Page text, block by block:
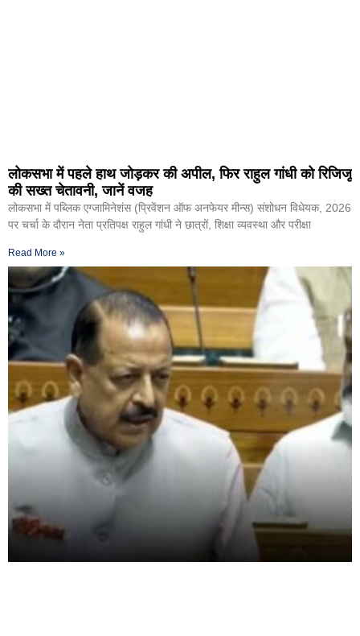
लोकसभा में पहले हाथ जोड़कर की अपील, फिर राहुल गांधी को रिजिजू
की सख्त चेतावनी, जानें वजह
लोकसभा में पब्लिक एग्जामिनेशंस (प्रिवेंशन ऑफ अनफेयर मीन्स) संशोधन विधेयक, 2026
पर चर्चा के दौरान नेता प्रतिपक्ष राहुल गांधी ने छात्रों, शिक्षा व्यवस्था और परीक्षा
Read More »